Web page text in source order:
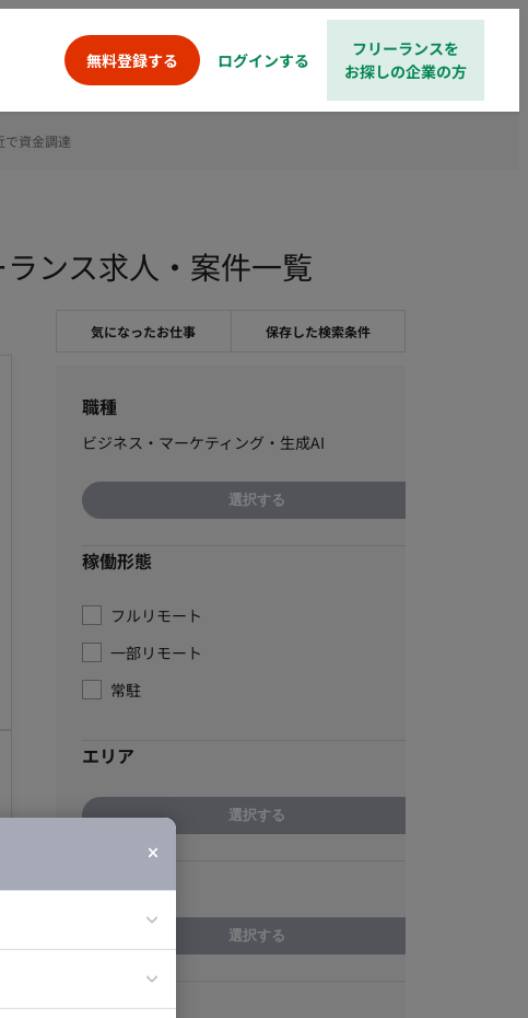
無料登録する ログインする
フリーランスを
お探しの企業の方
ンス求人・案件一覧
気になったお仕事 保存した検索条件
職種
ビジネス・マーケティング・生成AI
選択する
稼働形態
フルリモート
一部リモート
常駐
エリア
選択する
選択する
で資金調達